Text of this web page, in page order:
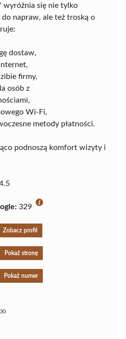
się nie tylko
napraw, ale też troską o
dostaw,
firmy,
osób z
Wi-Fi,
metody płatności.
podnoszą komfort wizyty i
329
Zobacz profil
Pokaż stronę
Pokaż numer